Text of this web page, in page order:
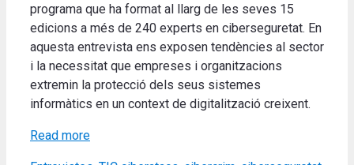
programa que ha format al llarg de les seves 15
edicions a més de 240 experts en ciberseguretat. En
aquesta entrevista ens exposen tendències al sector
i la necessitat que empreses i organitzacions
extremin la protecció dels seus sistemes
informàtics en un context de digitalització creixent.
Read more